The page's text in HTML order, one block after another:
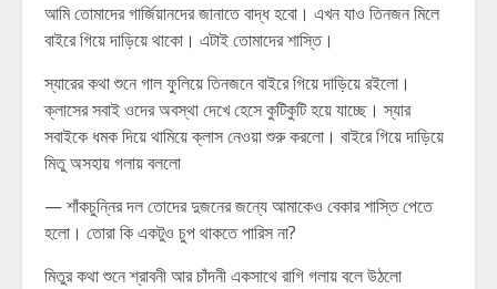
আমি তোমাদের গার্জিয়ানদের জানাতে বাদ্ধ হবো। এখন যাও তিনজন মিলে
বাইরে গিয়ে দাড়িয়ে থাকো। এটাই তোমাদের শাস্তি।
স্যারের কথা শুনে গাল ফুলিয়ে তিনজনে বাইরে গিয়ে দাড়িয়ে রইলো।
ক্লাসের সবাই ওদের অবস্থা দেখে হেসে কুটিকুটি হয়ে যাচ্ছে। স্যার
সবাইকে ধমক দিয়ে থামিয়ে ক্লাস নেওয়া শুরু করলো। বাইরে গিয়ে দাড়িয়ে
মিতু অসহায় গলায় বললো
— শাঁকচুন্নির দল তোদের দুজনের জন্যে আমাকেও বেকার শাস্তি পেতে
হলো। তোরা কি একটুও চুপ থাকতে পারিস না?
মিতুর কথা শুনে শ্রাবনী আর চাঁদনী একসাথে রাগি গলায় বলে উঠলো